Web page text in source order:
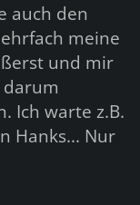
auch den
meine
und mir
darum
Ich warte z.B.
Hanks... Nur